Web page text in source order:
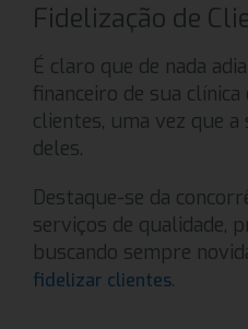
Fidelização de
É claro que de nada
financeiro de sua
clientes, uma vez que
deles.
Destaque-se da
serviços de qualidade,
buscando sempre
fidelizar clientes.